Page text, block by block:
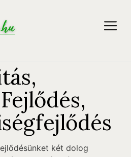
két dolog